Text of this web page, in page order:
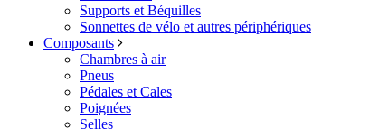
Supports et Béquilles
Sonnettes de vélo et autres périphériques
Composants
Chambres à air
Pneus
Pédales et Cales
Poignées
Selles